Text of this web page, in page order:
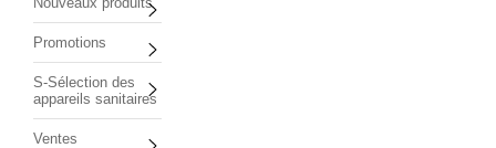
Promotions
S-Sélection des
appareils sanitaires
Ventes